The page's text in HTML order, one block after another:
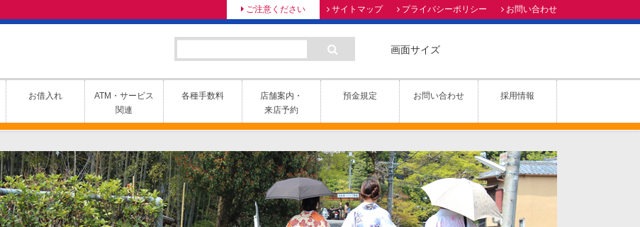
ご注意ください サイトマップ プライバシーポリシー お問い合わせ
画面サイズ
お借入れ
ATM・サービス
関連
各種手数料
店舗案内・
来店予約
預金規定 お問い合わせ 採用情報